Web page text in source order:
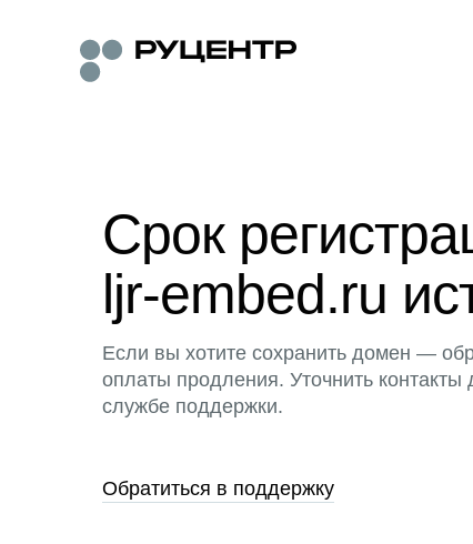
Срок
ljr-embed.ru
Если вы хотите сохранить домен —
оплаты продления. Уточнить
службе поддержки.
Обратиться в поддержку